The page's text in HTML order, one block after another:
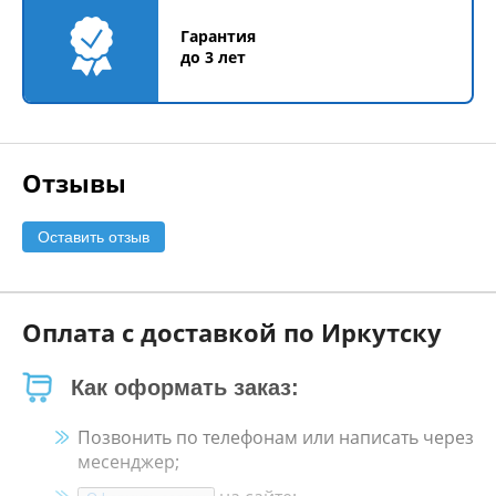
Гарантия
до 3 лет
Отзывы
Оставить отзыв
Оплата с доставкой по Иркутску
Как оформать заказ:
Позвонить по телефонам или написать через
месенджер;